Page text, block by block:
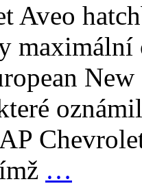
Aveo
maximální
…